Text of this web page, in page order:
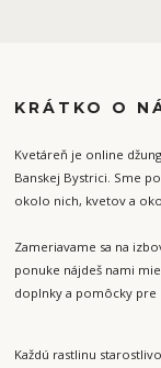
KRÁTKO O
Kvetáreň je online
Banskej Bystrici. Sme
okolo nich, kvetov a
Zameriavame sa na
ponuke nájdeš nami
doplnky a pomôcky pre
Každú rastlinu